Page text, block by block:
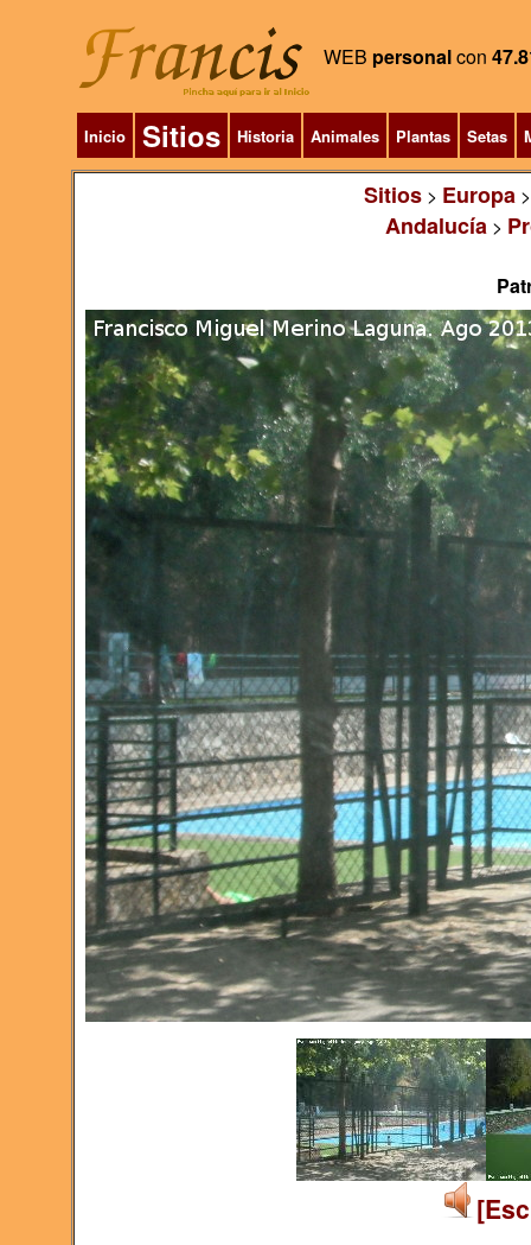
WEB personalcon
Inicio Sitios Historia Animales Plantas Setas
Sitios> Europa
Andalucía>